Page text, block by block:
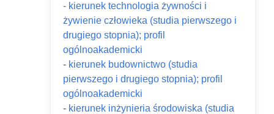
- kierunek technologia żywności i
żywienie człowieka (studia pierwszego i
drugiego stopnia); profil
ogólnoakademicki
- kierunek budownictwo (studia
pierwszego i drugiego stopnia); profil
ogólnoakademicki
- kierunek inżynieria środowiska (studia